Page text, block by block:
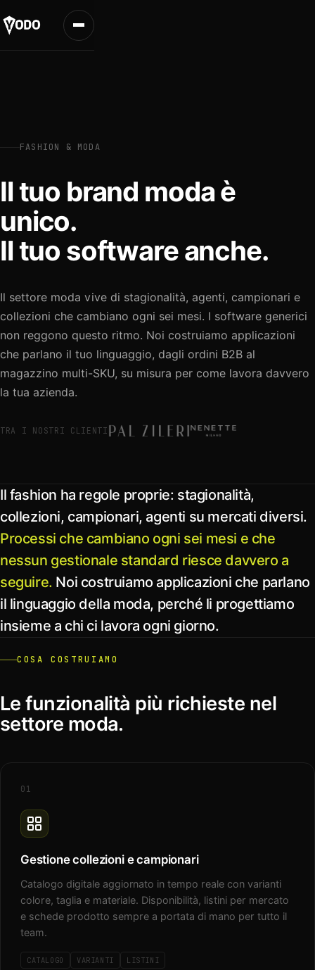
FASHION & MODA
Il tuo brand moda è
unico.
Il tuo software anche.
Il settore moda vive di stagionalità, agenti, campionari e
collezioni che cambiano ogni sei mesi. I software generici
non reggono questo ritmo. Noi costruiamo applicazioni
che parlano il tuo linguaggio, dagli ordini B2B al
magazzino multi-SKU, su misura per come lavora davvero
la tua azienda.
TRA I NOSTRI CLIENTI
Il fashion ha regole proprie: stagionalità,
collezioni, campionari, agenti su mercati diversi.
Processi che cambiano ogni sei mesi e che
nessun gestionale standard riesce davvero a
seguire. Noi costruiamo applicazioni che parlano
il linguaggio della moda, perché li progettiamo
insieme a chi ci lavora ogni giorno.
COSA COSTRUIAMO
Le funzionalità più richieste nel
settore moda.
01
Gestione collezioni e campionari
Catalogo digitale aggiornato in tempo reale con varianti
colore, taglia e materiale. Disponibilità, listini per mercato
e schede prodotto sempre a portata di mano per tutto il
team.
CATALOGO VARIANTI LISTINI